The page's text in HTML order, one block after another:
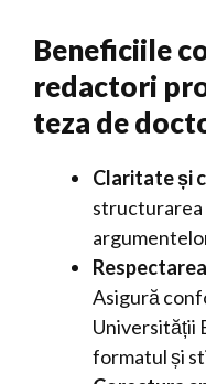
Beneficiile
redactori
teza de
Claritate și
structurarea
Asigură
Universității
formatul și